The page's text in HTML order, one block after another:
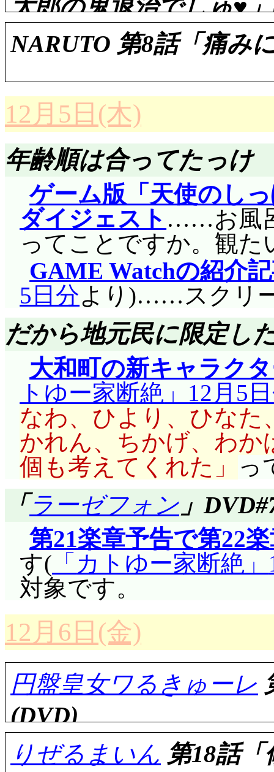
す。
ミイヤの遺跡で稼働
と言うのはすぐにわ
ところで次回へ続く
ナーは印象残ってま
参観日にプラチナプ
の発表を行うことに
まり, というのは前
あんなモノを描くと
グレンダは魔法。ユ
たバレエ。エルミナ
バル認定ですか。や
ますね。グレンダは
っちは無意識というよ
プラチナプリンセス
く。パーフェクトな
し, トリを務めたユー
ころかミスしまくり
めはしっかりできて,
手。続いて魔王様(目
手。エルミナ, 複雑な
表情を作る時, 本心が
どう打ち解けて行く
太郎の鬼退治でしゅ♥
評価……☆☆☆☆(前回
ギャグ話だし最近低
のですが, 意外に面白
の「ムモ太郎でポン!
にしっかり角が生え
イキャッチBで完全に
構手が込んでます。
でポン!」のままだっ
ポン!」だと語呂が悪
妖精もかなり沢山出
たし。エンマ先生と
くなったかと思うん
な。龍宮城でのマン
扱いがイイですね。
い潰すとは(^^;;;
最後はリルムのマグ
大化し, ……ロケット
くていいですホント
ればなあ……でも安純
NARUTO 第8話「痛み
評価……☆☆☆☆(前回比
前回「区切りまでは
いましたが, 負けで
誇りにかけて額当て
してどうかという気
は違うしね。影分身,
の試験の時とは違っ
てるとは思っていな
裏剣に繋ぐための流
でしょう。再不斬の
れでサスケだけに向
逸らさせると……うー
方が良かったか。何
る作品です。
サクラ, ナルトにとき
12月5日(木)
年齢順は合ってたっけ
ゲーム版「天使のし
ダイジェスト ……お風
ってことですか。観た
GAME Watchの紹介
5日分より)……スクリ
だから地元民に限定し
大和町の新キャラク
トゆー家断絶
12月5
なわ、ひより、ひな
かれん、ちかげ、わか
個も考えてくれた
っ
「 ラーゼフォン 」
第21楽章予告で第22
す(
カトゆー家断絶
対象です。
12月6日(金)
円盤皇女ワるきゅーレ
(DVD)
りぜるまいん 第18話